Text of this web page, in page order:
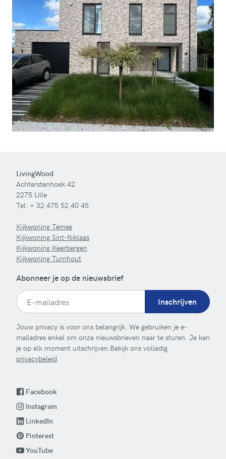
LivingWood
Achterstenhoek 42
2275 Lille
Tel: + 32 475 52 40 45
Kijkwoning Temse
Kijkwoning Sint-Niklaas
Kijkwoning Keerbergen
Kijkwoning Turnhout
Abonneer je op de nieuwsbrief
Inschrijven
Jouw privacy is voor ons belangrijk. We gebruiken je e-
mailadres enkel om onze nieuwsbrieven naar te sturen. Je kan
je op elk moment uitschrijven.Bekijk ons volledig
privacybeleid.
Facebook
Instagram
LinkedIn
Pinterest
YouTube